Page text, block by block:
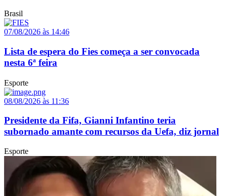
Brasil
07/08/2026 às 14:46
Lista de espera do Fies começa a ser convocada
nesta 6ª feira
Esporte
08/08/2026 às 11:36
Presidente da Fifa, Gianni Infantino teria
subornado amante com recursos da Uefa, diz jornal
Esporte